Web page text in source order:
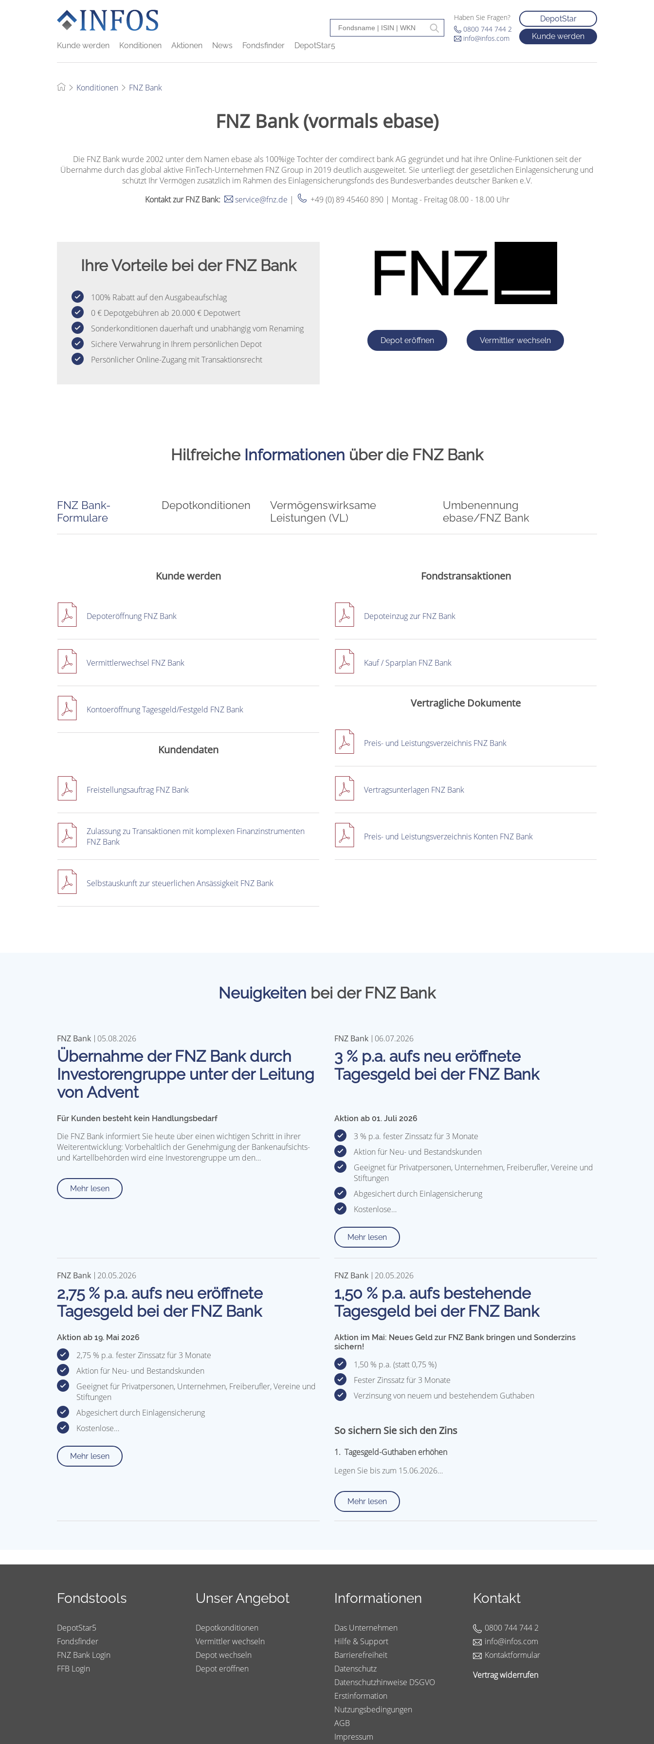
Kunde werden Konditionen Aktionen News Fondsfinder DepotStar5
Haben Sie Fragen?
0800 744 744 2
info@infos.com
DepotStar
Kunde werden
Konditionen FNZ Bank
FNZ Bank (vormals ebase)
Die FNZ Bank wurde 2002 unter dem Namen ebase als 100%ige Tochter der comdirect bank AG gegründet und hat ihre Online-Funktionen seit der
Übernahme durch das global aktive FinTech-Unternehmen FNZ Group in 2019 deutlich ausgeweitet. Sie unterliegt der gesetzlichen Einlagensicherung und
schützt Ihr Vermögen zusätzlich im Rahmen des Einlagensicherungsfonds des Bundesverbandes deutscher Banken e.V.
Kontakt zur FNZ Bank:
service@fnz.de | +49 (0) 89 45460 890 | Montag - Freitag 08.00 - 18.00 Uhr
Ihre Vorteile bei der FNZ Bank
100% Rabatt auf den Ausgabeaufschlag
0 € Depotgebühren ab 20.000 € Depotwert
Sonderkonditionen dauerhaft und unabhängig vom Renaming
Sichere Verwahrung in Ihrem persönlichen Depot
Persönlicher Online-Zugang mit Transaktionsrecht
Depot eröffnen Vermittler wechseln
Hilfreiche Informationen über die FNZ Bank
FNZ Bank-
Formulare
Depotkonditionen
Vermögenswirksame
Leistungen (VL)
Umbenennung
ebase/FNZ Bank
Kunde werden
Depoteröffnung FNZ Bank
Vermittlerwechsel FNZ Bank
Kontoeröffnung Tagesgeld/Festgeld FNZ Bank
Kundendaten
Freistellungsauftrag FNZ Bank
Zulassung zu Transaktionen mit komplexen Finanzinstrumenten
FNZ Bank
Selbstauskunft zur steuerlichen Ansässigkeit FNZ Bank
Fondstransaktionen
Depoteinzug zur FNZ Bank
Kauf / Sparplan FNZ Bank
Vertragliche Dokumente
Preis- und Leistungsverzeichnis FNZ Bank
Vertragsunterlagen FNZ Bank
Preis- und Leistungsverzeichnis Konten FNZ Bank
Neuigkeiten bei der FNZ Bank
FNZ Bank 05.08.2026
Übernahme der FNZ Bank durch
Investorengruppe unter der Leitung
von Advent
Für Kunden besteht kein Handlungsbedarf
Die FNZ Bank informiert Sie heute über einen wichtigen Schritt in ihrer
Weiterentwicklung: Vorbehaltlich der Genehmigung der Bankenaufsichts-
und Kartellbehörden wird eine Investorengruppe um den…
Mehr lesen
FNZ Bank 06.07.2026
3 % p.a. aufs neu eröffnete
Tagesgeld bei der FNZ Bank
Aktion ab 01. Juli 2026
3 % p.a. fester Zinssatz für 3 Monate
Aktion für Neu- und Bestandskunden
Geeignet für Privatpersonen, Unternehmen, Freiberufler, Vereine und
Stiftungen
Abgesichert durch Einlagensicherung
Kostenlose…
Mehr lesen
FNZ Bank 20.05.2026
2,75 % p.a. aufs neu eröffnete
Tagesgeld bei der FNZ Bank
Aktion ab 19. Mai 2026
2,75 % p.a. fester Zinssatz für 3 Monate
Aktion für Neu- und Bestandskunden
Geeignet für Privatpersonen, Unternehmen, Freiberufler, Vereine und
Stiftungen
Abgesichert durch Einlagensicherung
Kostenlose…
Mehr lesen
FNZ Bank 20.05.2026
1,50 % p.a. aufs bestehende
Tagesgeld bei der FNZ Bank
Aktion im Mai: Neues Geld zur FNZ Bank bringen und Sonderzins
sichern!
1,50 % p.a. (statt 0,75 %)
Fester Zinssatz für 3 Monate
Verzinsung von neuem und bestehendem Guthaben
So sichern Sie sich den Zins
1. Tagesgeld-Guthaben erhöhen
Legen Sie bis zum 15.06.2026…
Mehr lesen
Fondstools
DepotStar5
Fondsfinder
FNZ Bank Login
FFB Login
Unser Angebot
Depotkonditionen
Vermittler wechseln
Depot wechseln
Depot eröffnen
Informationen
Das Unternehmen
Hilfe & Support
Barrierefreiheit
Datenschutz
Datenschutzhinweise DSGVO
Erstinformation
Nutzungsbedingungen
AGB
Impressum
Kontakt
0800 744 744 2
info@infos.com
Kontaktformular
Vertrag widerrufen